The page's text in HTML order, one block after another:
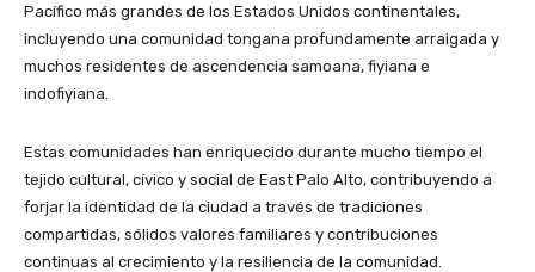
Pacífico más grandes de los Estados Unidos continentales,
incluyendo una comunidad tongana profundamente arraigada y
muchos residentes de ascendencia samoana, fiyiana e
indofiyiana.
Estas comunidades han enriquecido durante mucho tiempo el
tejido cultural, cívico y social de East Palo Alto, contribuyendo a
forjar la identidad de la ciudad a través de tradiciones
compartidas, sólidos valores familiares y contribuciones
continuas al crecimiento y la resiliencia de la comunidad.